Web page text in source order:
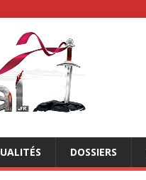
DOSSIERS